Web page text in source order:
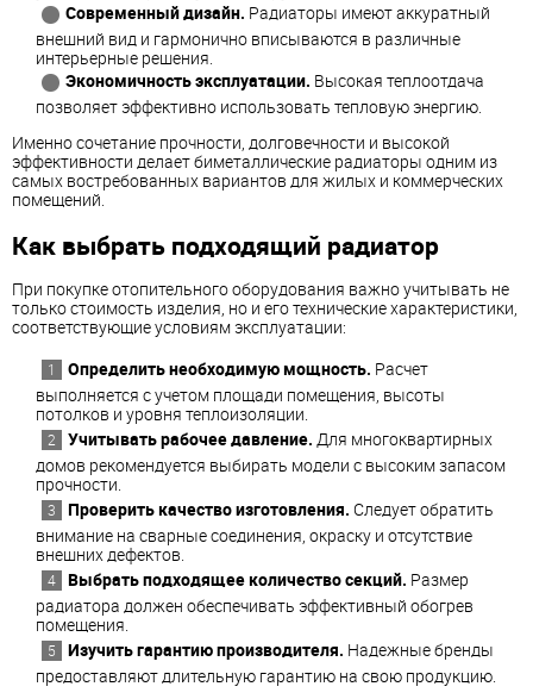
Современный дизайн. Радиаторы имеют аккуратный
внешний вид и гармонично вписываются в различные
интерьерные решения.
Экономичность эксплуатации. Высокая теплоотдача
позволяет эффективно использовать тепловую энергию.
Именно сочетание прочности, долговечности и высокой
эффективности делает биметаллические радиаторы одним из
самых востребованных вариантов для жилых и коммерческих
помещений.
Как выбрать подходящий радиатор
При покупке отопительного оборудования важно учитывать не
только стоимость изделия, но и его технические характеристики,
соответствующие условиям эксплуатации:
Определить необходимую мощность. Расчет
выполняется с учетом площади помещения, высоты
потолков и уровня теплоизоляции.
Учитывать рабочее давление. Для многоквартирных
домов рекомендуется выбирать модели с высоким запасом
прочности.
Проверить качество изготовления. Следует обратить
внимание на сварные соединения, окраску и отсутствие
внешних дефектов.
Выбрать подходящее количество секций. Размер
радиатора должен обеспечивать эффективный обогрев
помещения.
Изучить гарантию производителя. Надежные бренды
предоставляют длительную гарантию на свою продукцию.